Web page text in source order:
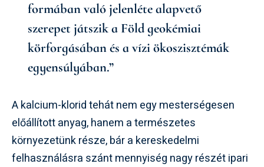
formában való jelenléte alapvető
szerepet játszik a Föld geokémiai
körforgásában és a vízi ökoszisztémák
egyensúlyában.”
A kalcium-klorid tehát nem egy mesterségesen
előállított anyag, hanem a természetes
környezetünk része, bár a kereskedelmi
felhasználásra szánt mennyiség nagy részét ipari